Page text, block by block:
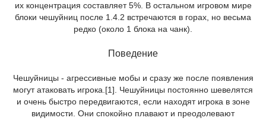
их концентрация составляет 5%. В остальном игровом мире
блоки чешуйниц после 1.4.2 встречаются в горах, но весьма
редко (около 1 блока на чанк).
Поведение
Чешуйницы - агрессивные мобы и сразу же после появления
могут атаковать игрока.[1]. Чешуйницы постоянно шевелятся
и очень быстро передвигаются, если находят игрока в зоне
видимости. Они спокойно плавают и преодолевают